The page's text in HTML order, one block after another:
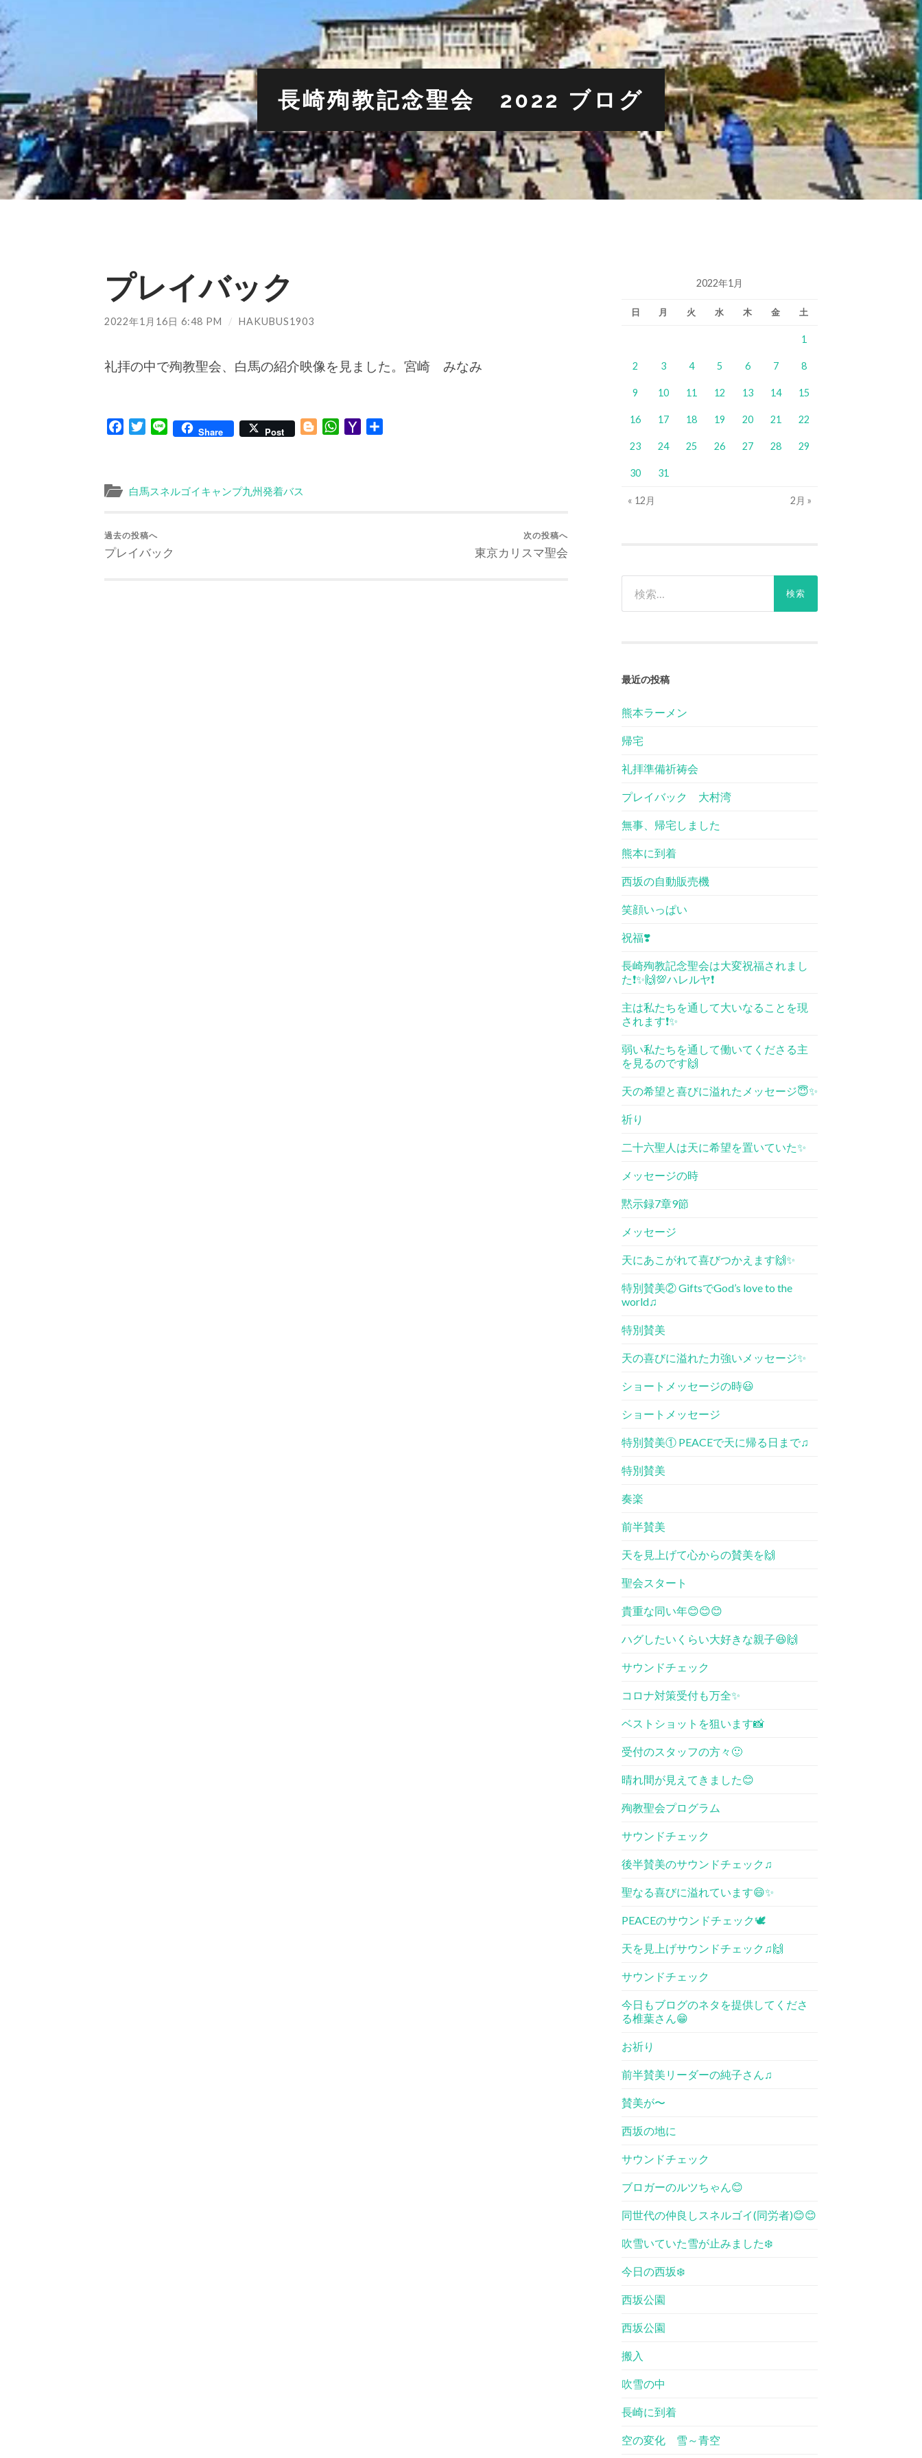
長崎殉教記念聖会 2022 ブログ
プレイバック
2022年1月16日 6:48 PM / HAKUBUS1903
礼拝の中で殉教聖会、白馬の紹介映像を見ました。宮崎 みなみ
Facebook
TwitterLine Share Post BloggerWhatsApp
Yahoo
白馬スネルゴイキャンプ九州発着バス
過去の投稿へ
プレイバック
次の投稿へ
東京カリスマ聖会
2022年1月
日 月 火 水 木 金 土
1
2 3 4 5 6 7 8
9 10 11 12 13 14 15
16 17 18 19 20 21 22
23 24 25 26 27 28 29
30 31
« 12月 2月 »
最近の投稿
熊本ラーメン
帰宅
礼拝準備祈祷会
プレイバック 大村湾
無事、帰宅しました
熊本に到着
西坂の自動販売機
笑顔いっぱい
祝福❣️
長崎殉教記念聖会は大変祝福されまし
た❗️✨🙌💯ハレルヤ❗️
主は私たちを通して大いなることを現
されます❗️✨
弱い私たちを通して働いてくださる主
を見るのです🙌
天の希望と喜びに溢れたメッセージ😇✨
祈り
二十六聖人は天に希望を置いていた✨
メッセージの時
黙示録7章9節
メッセージ
天にあこがれて喜びつかえます🙌✨
特別賛美② GiftsでGod’s love to the
world♫
特別賛美
天の喜びに溢れた力強いメッセージ✨
ショートメッセージの時😃
ショートメッセージ
特別賛美① PEACE​で天に帰る日まで♫
特別賛美
奏楽
前半賛美
天を見上げて心からの賛美を🙌
聖会スタート
貴重な同い年😊😊😊
ハグしたいくらい大好きな親子😆🙌
サウンドチェック
コロナ対策受付も万全✨
ベストショットを狙います📸
受付のスタッフの方々🙂
晴れ間が見えてきました😊
殉教聖会プログラム
サウンドチェック
後半賛美のサウンドチェック♫
聖なる喜びに溢れています😄✨
PEACEのサウンドチェック🕊
天を見上げサウンドチェック♫🙌
サウンドチェック
今日もブログのネタを提供してくださ
る椎葉さん😁
お祈り
前半賛美リーダーの純子さん♫
賛美が〜
西坂の地に
サウンドチェック
ブロガーのルツちゃん😊
同世代の仲良しスネルゴイ(同労者)😊😊
吹雪いていた雪が止みました❄️
今日の西坂❄️
西坂公園
西坂公園
搬入
吹雪の中
長崎に到着
空の変化 雪～青空